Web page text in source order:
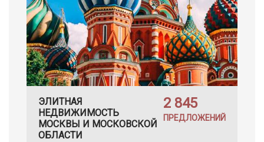
ЭЛИТНАЯ
НЕДВИЖИМОСТЬ
МОСКВЫ И МОСКОВСКОЙ
ОБЛАСТИ
2 845
ПРЕДЛОЖЕНИЙ